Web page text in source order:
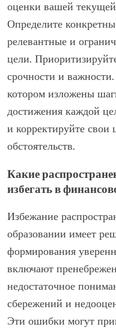
оценки вашей
Определите
релевантные и
цели.
срочности и
котором изложены
достижения каждой
и корректируйте
обстоятельств.
Какие
избегать в
Избежание
образовании имеет
формирования
включают
недостаточное
сбережений и
Эти ошибки могут